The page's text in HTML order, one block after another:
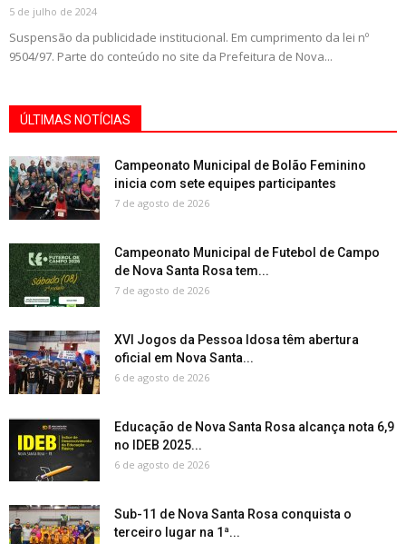
5 de julho de 2024
Suspensão da publicidade institucional. Em cumprimento da lei nº
9504/97. Parte do conteúdo no site da Prefeitura de Nova...
ÚLTIMAS NOTÍCIAS
Campeonato Municipal de Bolão Feminino
inicia com sete equipes participantes
7 de agosto de 2026
Campeonato Municipal de Futebol de Campo
de Nova Santa Rosa tem...
7 de agosto de 2026
XVI Jogos da Pessoa Idosa têm abertura
oficial em Nova Santa...
6 de agosto de 2026
Educação de Nova Santa Rosa alcança nota 6,9
no IDEB 2025...
6 de agosto de 2026
Sub-11 de Nova Santa Rosa conquista o
terceiro lugar na 1ª...